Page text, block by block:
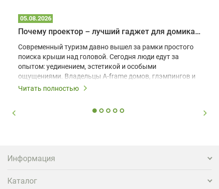
05.08.2026
Почему проектор – лучший гаджет для домика в глэмпинге
Современный туризм давно вышел за рамки простого
поиска крыши над головой. Сегодня люди едут за
опытом: уединением, эстетикой и особыми
ощущениями. Владельцы A-frame домов, глэмпингов и
шале понимают, что конкуренция растет, и
вернуться и поделиться впечатлениями в соцсетях,
проектора.
Читать полностью
Информация
Каталог